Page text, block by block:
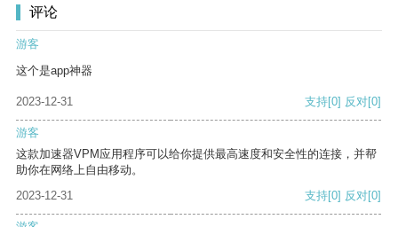
评论
游客
这个是app神器
2023-12-31 支持[0] 反对[0]
游客
这款加速器VPM应用程序可以给你提供最高速度和安全性的连接，并帮
助你在网络上自由移动。
2023-12-31
支持[0] 反对[0]